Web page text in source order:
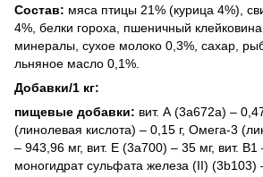
Состав: мяса птицы 21% (курица 4%),
4%, белки гороха, пшеничный
минералы, сухое молоко 0,3%, сахар,
льняное масло 0,1%.
Добавки/1 кг:
пищевые добавки: вит. А (3a672a) –
(линолевая кислота) – 0,15 г, Омега-3
– 943,96 мг, вит. E (3a700) – 35 мг, вит. B1
моногидрат сульфата железа (II) (3b103)